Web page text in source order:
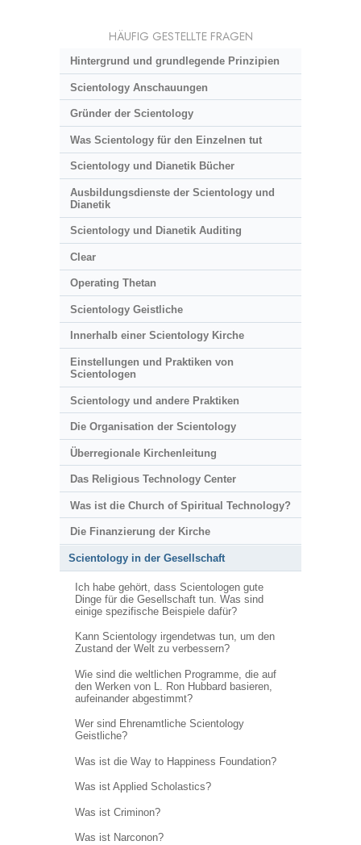
HÄUFIG GESTELLTE FRAGEN
Hintergrund und grundlegende Prinzipien
Scientology Anschauungen
Gründer der Scientology
Was Scientology für den Einzelnen tut
Scientology und Dianetik Bücher
Ausbildungsdienste der Scientology und
Dianetik
Scientology und Dianetik Auditing
Clear
Operating Thetan
Scientology Geistliche
Innerhalb einer Scientology Kirche
Einstellungen und Praktiken von
Scientologen
Scientology und andere Praktiken
Die Organisation der Scientology
Überregionale Kirchenleitung
Das Religious Technology Center
Was ist die Church of Spiritual Technology?
Die Finanzierung der Kirche
Scientology in der Gesellschaft
Ich habe gehört, dass Scientologen gute
Dinge für die Gesellschaft tun. Was sind
einige spezifische Beispiele dafür?
Kann Scientology irgendetwas tun, um den
Zustand der Welt zu verbessern?
Wie sind die weltlichen Programme, die auf
den Werken von L. Ron Hubbard basieren,
aufeinander abgestimmt?
Wer sind Ehrenamtliche Scientology
Geistliche?
Was ist die Way to Happiness Foundation?
Was ist Applied Scholastics?
Was ist Criminon?
Was ist Narconon?